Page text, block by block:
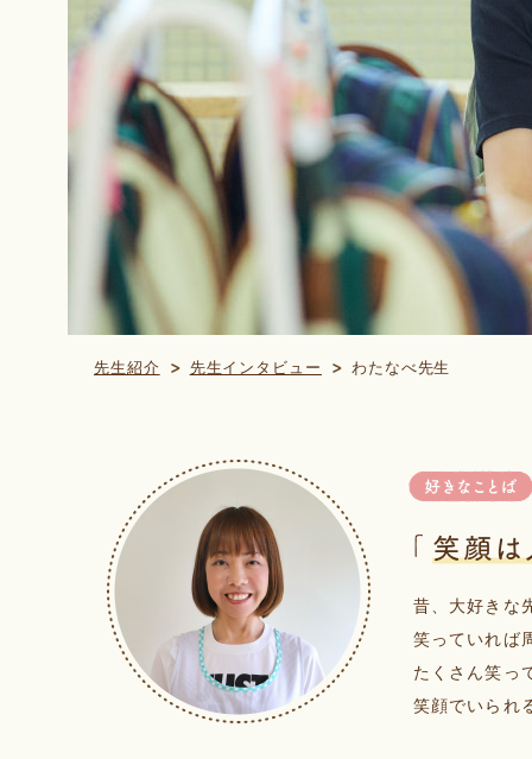
先生紹介 先生インタビュー わたなべ先生
昔、大好きな
笑っていれば
たくさん笑っ
笑顔でいられ